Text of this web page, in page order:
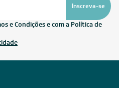
Inscreva-se
e Condições e com a Política de